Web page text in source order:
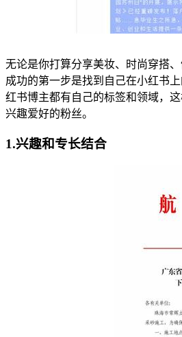
无论是你打算分享美妆、时尚穿搭、
成功的第一步是找到自己在小红书
红书博主都有自己的标签和领域，
兴趣爱好的粉丝。
1.兴趣和专长结合